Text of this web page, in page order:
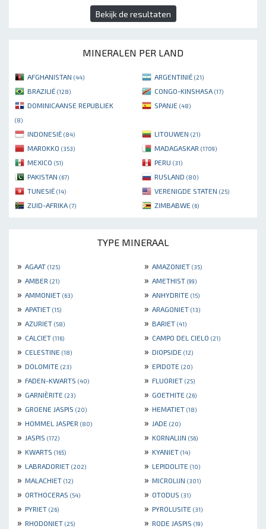
Bekijk de resultaten
MINERALEN PER LAND
AFGHANISTAN (44) ARGENTINIË (21)
BRAZILIË (128) CONGO-KINSHASA (17)
DOMINICAANSE REPUBLIEK
(8)
SPANJE (48)
INDONESIË (84) LITOUWEN (21)
MAROKKO (353) MADAGASKAR (1709)
MEXICO (51) PERU (31)
PAKISTAN (67) RUSLAND (80)
TUNESIË (14) VERENIGDE STATEN (25)
ZUID-AFRIKA (7) ZIMBABWE (6)
TYPE MINERAAL
» AGAAT (125) » AMAZONIET (35)
» AMBER (21) » AMETHIST (99)
» AMMONIET (63) » ANHYDRITE (15)
» APATIET (15) » ARAGONIET (13)
» AZURIET (58) » BARIET (41)
» CALCIET (116) » CAMPO DEL CIELO (21)
» CELESTINE (18) » DIOPSIDE (12)
» DOLOMITE (23) » EPIDOTE (20)
» FADEN-KWARTS (40) » FLUORIET (25)
» GARNIÈRITE (23) » GOETHITE (26)
» GROENE JASPIS (20) » HEMATIET (18)
» HOMMEL JASPER (80) » JADE (20)
» JASPIS (172) » KORNALIJN (56)
» KWARTS (165) » KYANIET (14)
» LABRADORIET (202) » LEPIDOLITE (10)
» MALACHIET (12) » MICROLIJN (301)
» ORTHOCERAS (54) » OTODUS (31)
» PYRIET (26) » PYROLUSITE (31)
» RHODONIET (25) » RODE JASPIS (19)